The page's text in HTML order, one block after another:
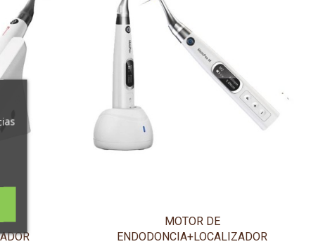
MOTOR DE
ENDODONCIA+LOCALIZADOR